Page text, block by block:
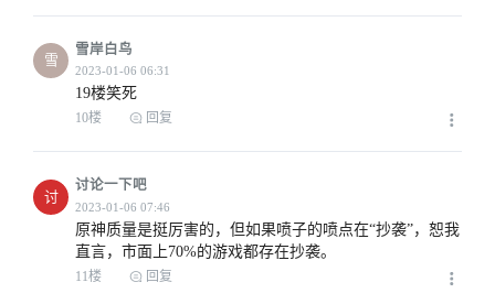
2023-01-06 06:30
2023-01-06 03:48
雪
雪岸白鸟
19楼笑死
10楼 回复
讨
讨论一下吧
原神质量是挺厉害的，但如果喷子的喷点在“抄袭”，恕我
直言，市面上70%的游戏都存在抄袭。
11楼 回复